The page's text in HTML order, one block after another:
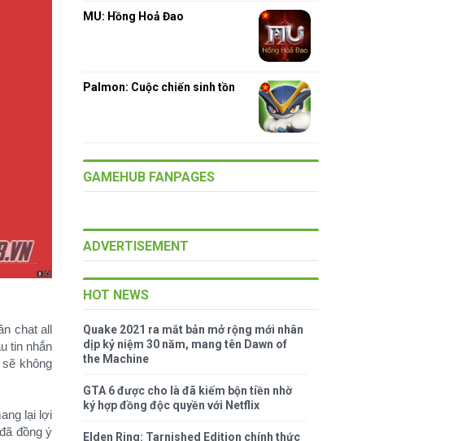
chat all
tin nhắn
không
lại lợi
đồng ý
MU: Hồng Hoả Đao
Palmon: Cuộc chiến sinh tồn
GAMEHUB FANPAGES
ADVERTISEMENT
HOT NEWS
Quake 2021 ra mắt bản mở rộng mới nhân
dịp kỷ niệm 30 năm, mang tên Dawn of
the Machine
GTA 6 được cho là đã kiếm bộn tiền nhờ
ký hợp đồng độc quyền với Netflix
Elden Ring: Tarnished Edition chính thức